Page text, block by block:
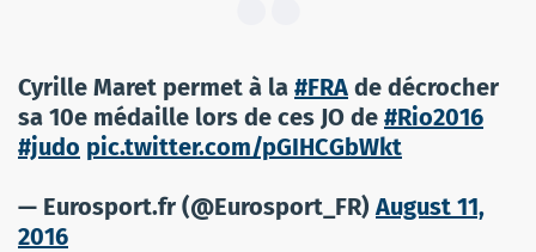
Cyrille Maret permet à la #FRA de décrocher
sa 10e médaille lors de ces JO de #Rio2016
#judo pic.twitter.com/pGIHCGbWkt
— Eurosport.fr (@Eurosport_FR)August 11,
2016